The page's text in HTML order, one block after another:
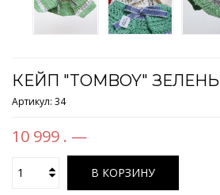
КЕЙП "TOMBOY" ЗЕЛЕНЬ
Артикул: 34
10 999 . —
В КОРЗИНУ